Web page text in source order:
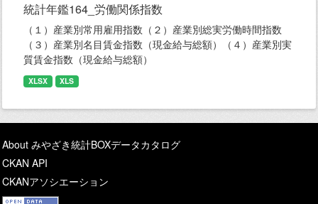
統計年鑑164_労働関係指数
（１）産業別常用雇用指数（２）産業別総実労働時間指数
（３）産業別名目賃金指数（現金給与総額）（４）産業別実
質賃金指数（現金給与総額）
XLSX XLS
About みやざき統計BOXデータカタログ
CKAN API
CKANアソシエーション